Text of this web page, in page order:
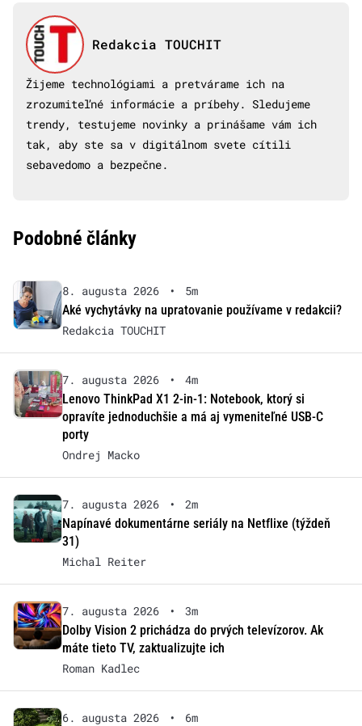
Redakcia TOUCHIT
Žijeme technológiami a pretvárame ich na
zrozumiteľné informácie a príbehy. Sledujeme
trendy, testujeme novinky a prinášame vám ich
tak, aby ste sa v digitálnom svete cítili
sebavedomo a bezpečne.
Podobné články
8. augusta 2026 •
5m
Aké vychytávky na upratovanie používame v redakcii?
Redakcia TOUCHIT
7. augusta 2026 •
4m
Lenovo ThinkPad X1 2-in-1: Notebook, ktorý si
opravíte jednoduchšie a má aj vymeniteľné USB-C
porty
Ondrej Macko
7. augusta 2026 •
2m
Napínavé dokumentárne seriály na Netflixe (týždeň
31)
Michal Reiter
7. augusta 2026 •
3m
Dolby Vision 2 prichádza do prvých televízorov. Ak
máte tieto TV, zaktualizujte ich
Roman Kadlec
6. augusta 2026 •
6m